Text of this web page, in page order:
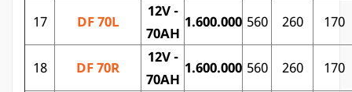
17 DF 70L
12V -
70AH
1.600.000 560 260 170
18 DF 70R
12V -
70AH
1.600.000 560 260 170